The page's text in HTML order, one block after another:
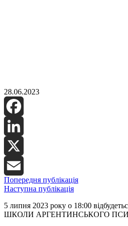
28.06.2023
Facebook
LinkedIn
X
Email
Попередня публікація
Наступна публікація
5 липня 2023 року о 18:00
ШКОЛИ АРГЕНТИНСЬКОГО